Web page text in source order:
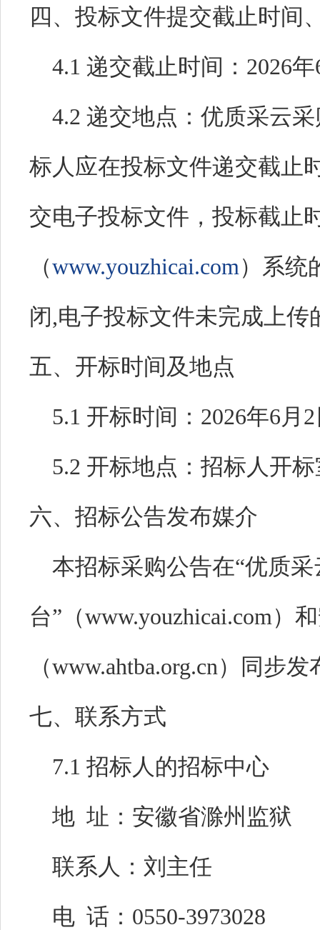
四、投标文件提交截止时间
4.1 递交截止时间： 2026年
4.2 递交地点：优质采云
标人应在投标文件递交截止
交电子投标文件，投标截止
（www.youzhicai.com）系统
闭,电子投标文件未完成上传
五、开标时间及地点
5.1 开标时间： 2026年6月 2
5.2 开标地点：招标人开标
六、 招标公告发布媒介
本招标采购公告在“优质
台”（www.youzhicai.com）
（www.ahtba.org.cn）同步发
七、 联系方式
7.1 招标人的招标中心
地 址： 安徽省滁州监狱
联系人：刘主任
电 话： 0550-3973028